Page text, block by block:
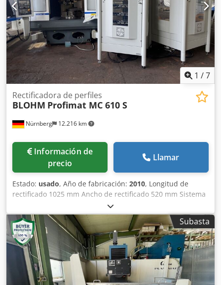
1 /7
Nürnberg 12.216 km
Rectificadora de perfiles
BLOHM Profimat MC 610 S
Información de
precio
Llamar
Estado: usado, Año de fabricación: 2010, Longitud de
rectificado 1025 mm Ancho de rectificado 520 mm Sistema
de control SINUMERIK 840 D Portaherramientas HSK-A 63
Eje A ° Peso de la pieza de trabajo 30 kg Distancia entre
husillo de rectificado - mesa mín./máx. 473,5 - 1023,5
milímetros eje x 520 mm eje y 550 mm eje z 1000 mm Eje V
166 mm Avance del eje X 4 - 6.000 mm/min Avance del eje
Y 4 - 4.000 mm/min Avance eje Z 30 - 25.000 mm/min.
Dimensiones de la mesa 1.400 x 874 mm Velocidad del
husillo de rectificado continuamente variable de 0 a 12.000
Subasta